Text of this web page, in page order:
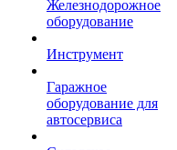
Железнодорожное
оборудование
Инструмент
Гаражное
оборудование для
автосервиса